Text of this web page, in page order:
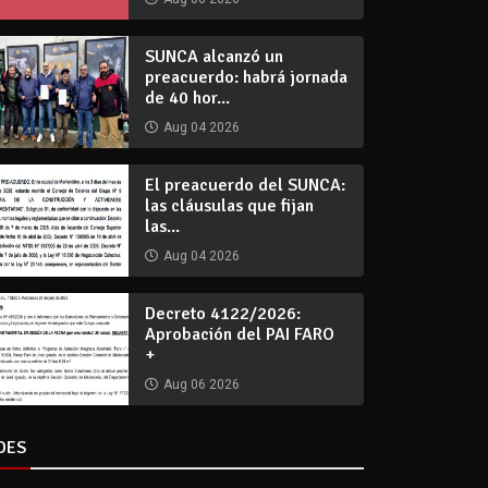
SUNCA alcanzó un
preacuerdo: habrá jornada
de 40 hor...
Aug 04 2026
El preacuerdo del SUNCA:
las cláusulas que fijan
las...
Aug 04 2026
Decreto 4122/2026:
Aprobación del PAI FARO
+
Aug 06 2026